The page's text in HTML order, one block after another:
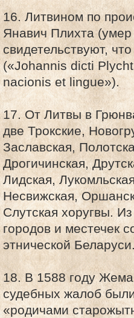
16. Литвином по
Янавич Плихта
свидетельствуют,
(«Johannis dicti
nacionis et lingue»).
17. От Литвы в
две Трокские,
Заславская,
Дрогичинская,
Лидская,
Несвижская,
Слутская хоругвы.
городов и местечек
этнической
18. В 1588 году
судебных жалоб
«родичами